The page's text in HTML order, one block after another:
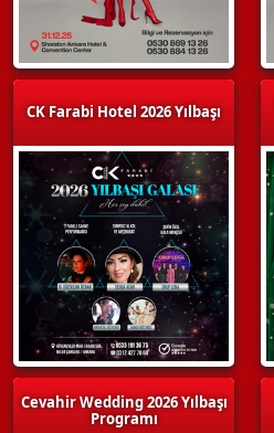
CK Farabi Hotel 2026 Yılbaşı
Cevahir Wedding 2026 Yılbaşı
Programı